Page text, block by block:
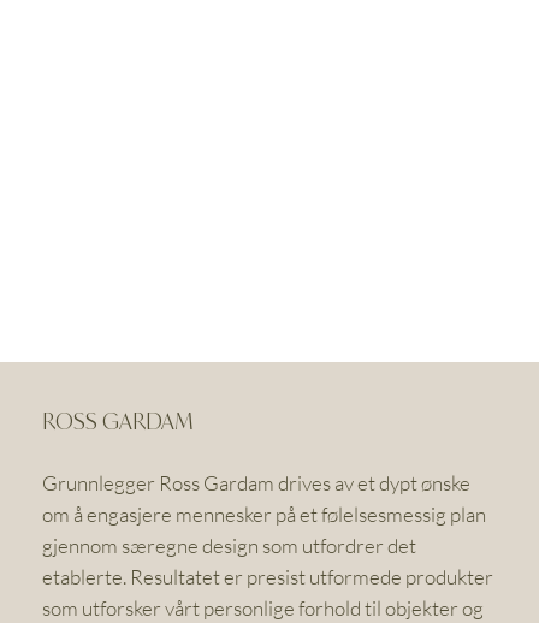
ROSS GARDAM
Grunnlegger Ross Gardam drives av et dypt ønske
om å engasjere mennesker på et følelsesmessig plan
gjennom særegne design som utfordrer det
etablerte. Resultatet er presist utformede produkter
som utforsker vårt personlige forhold til objekter og